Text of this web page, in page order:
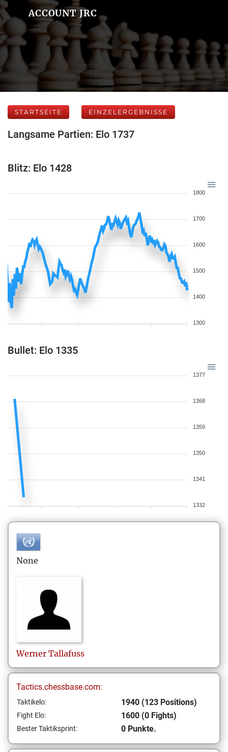
ACCOUNT JRC
STARTSEITE EINZELERGEBNISSE
Langsame Partien: Elo 1737
Blitz: Elo 1428
1800
1700
1600
1500
1400
1300
Bullet: Elo 1335
1377
1368
1359
1350
1341
1332
None
Werner Tallafuss
Tactics.chessbase.com:
Taktikelo: 1940 (123 Positions)
Fight Elo: 1600 (0 Fights)
Bester Taktiksprint: 0 Punkte.